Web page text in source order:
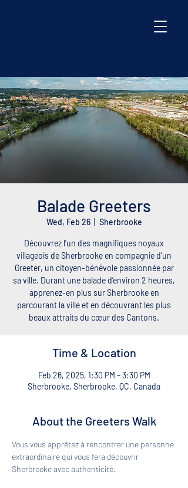
Balade Greeters
Wed, Feb 26
  |
Sherbrooke
Découvrez l’un des magnifiques noyaux
villageois de Sherbrooke en compagnie d’un
Greeter, un citoyen-bénévole passionnée par
sa ville. Durant une balade d’environ 2 heures,
apprenez-en plus sur Sherbrooke en
parcourant la ville et en découvrant les plus
beaux attraits du cœur des Cantons.
Time & Location
Feb 26, 2025, 1:30 PM – 3:30 PM
Sherbrooke, Sherbrooke, QC, Canada
About the Greeters Walk
Vous vous apprêtez à rencontrer une personne
extraordinaire qui vous fera découvrir
Sherbrooke avec authenticité.